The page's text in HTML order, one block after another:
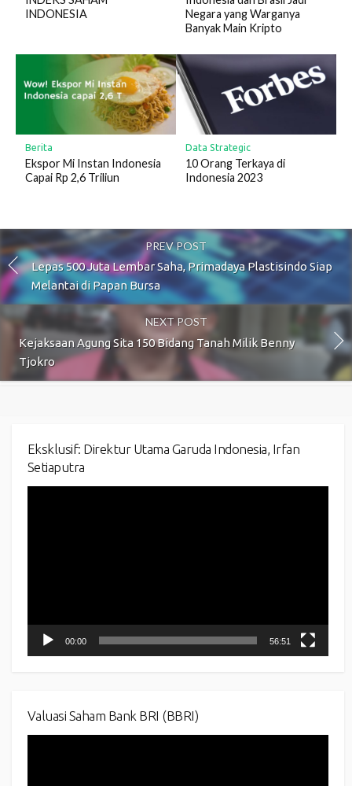
INDONESIA
Negara yang Warganya
Banyak Main Kripto
Berita
Ekspor Mi Instan Indonesia
Capai Rp 2,6 Triliun
Data Strategic
10 Orang Terkaya di
Indonesia 2023
PREV POST
Lepas 500 Juta Lembar Saha, Primadaya Plastisindo Siap
Melantai di Papan Bursa
NEXT POST
Kejaksaan Agung Sita 150 Bidang Tanah Milik Benny
Tjokro
Eksklusif: Direktur Utama Garuda Indonesia, Irfan
Setiaputra
00:00 56:51
Valuasi Saham Bank BRI (BBRI)